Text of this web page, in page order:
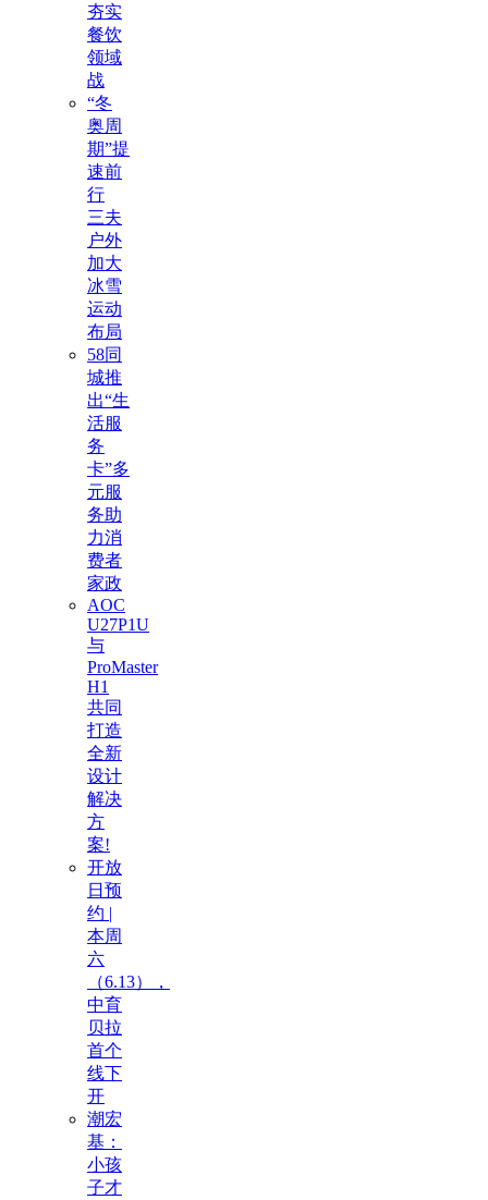
夯实
餐饮
领域
战
“冬
奥周
期”提
速前
行
三夫
户外
加大
冰雪
运动
布局
58同
城推
出“生
活服
务
卡”多
元服
务助
力消
费者
家政
AOC
U27P1U
与
ProMaster
H1
共同
打造
全新
设计
解决
方
案!
开放
日预
约 |
本周
六
（6.13），
中育
贝拉
首个
线下
开
潮宏
基：
小孩
子才